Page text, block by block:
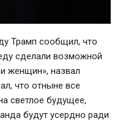
Трамп сообщил, что
сделали возможной
женщин», назвал
что отныне все
светлое будущее,
будут усердно ради